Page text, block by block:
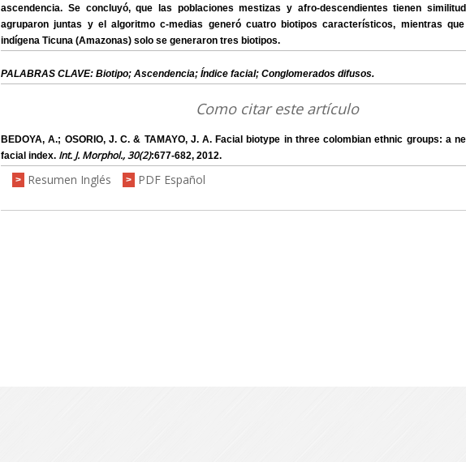
ascendencia. Se concluyó, que las poblaciones mestizas y afro-descendientes tienen
agruparon juntas y el algoritmo c-medias generó cuatro biotipos característicos, mientras
indígena Ticuna (Amazonas) solo se generaron tres biotipos.
PALABRAS CLAVE: Biotipo; Ascendencia; Índice facial; Conglomerados difusos.
Como citar este artículo
BEDOYA, A.; OSORIO, J. C. & TAMAYO, J. A. Facial biotype in three colombian ethnic groups: a
facial index. Int. J. Morphol., 30(2):677-682, 2012.
> Resumen Inglés > PDF Español